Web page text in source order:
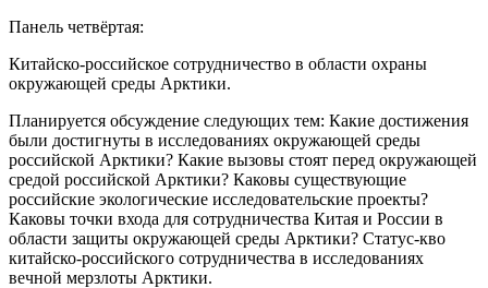
Панель четвёртая:
Китайско-российское сотрудничество в области охраны
окружающей среды Арктики.
Планируется обсуждение следующих тем: Какие достижения
были достигнуты в исследованиях окружающей среды
российской Арктики? Какие вызовы стоят перед окружающей
средой российской Арктики? Каковы существующие
российские экологические исследовательские проекты?
Каковы точки входа для сотрудничества Китая и России в
области защиты окружающей среды Арктики? Статус-кво
китайско-российского сотрудничества в исследованиях
вечной мерзлоты Арктики.